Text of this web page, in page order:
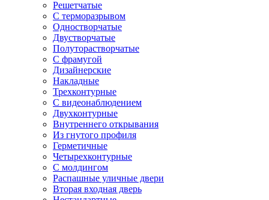
Решетчатые
С терморазрывом
Одностворчатые
Двустворчатые
Полуторастворчатые
С фрамугой
Дизайнерские
Накладные
Трехконтурные
С видеонаблюдением
Двухконтурные
Внутреннего открывания
Из гнутого профиля
Герметичные
Четырехконтурные
С молдингом
Распашные уличные двери
Вторая входная дверь